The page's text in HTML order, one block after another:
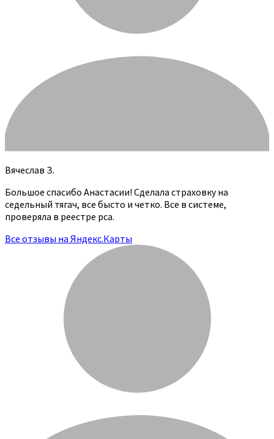
Вячеслав З.
Большое спасибо Анастасии! Сделала страховку на
седельный тягач, все бысто и четко. Все в системе,
проверяла в реестре рса.
Все отзывы на Яндекс.Карты